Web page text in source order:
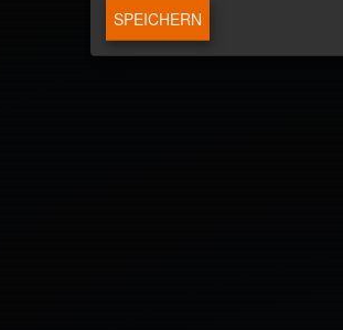
SPEICHERN